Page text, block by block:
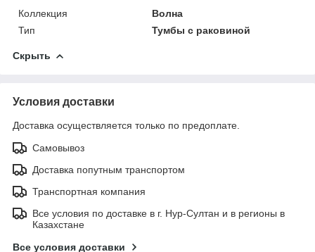
Коллекция
Волна
Тип
Тумбы с раковиной
Скрыть
Условия доставки
Доставка осуществляется только по предоплате.
Самовывоз
Доставка попутным транспортом
Транспортная компания
Все условия по доставке в г. Нур-Султан и в регионы в
Казахстане
Все условия доставки